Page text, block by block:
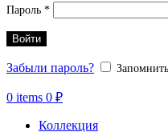
Пароль *Обязательно
Войти
Забыли пароль?
0 items 0 ₽
Коллекция